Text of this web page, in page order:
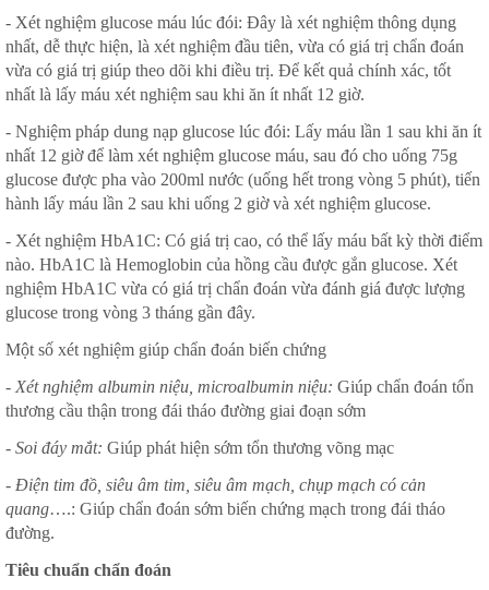
- Xét nghiệm glucose máu lúc đói: Đây là xét nghiệm thông dụng
nhất, dễ thực hiện, là xét nghiệm đầu tiên, vừa có giá trị chẩn đoán
vừa có giá trị giúp theo dõi khi điều trị. Để kết quả chính xác, tốt
nhất là lấy máu xét nghiệm sau khi ăn ít nhất 12 giờ.
- Nghiệm pháp dung nạp glucose lúc đói: Lấy máu lần 1 sau khi ăn ít
nhất 12 giờ để làm xét nghiệm glucose máu, sau đó cho uống 75g
glucose được pha vào 200ml nước (uống hết trong vòng 5 phút), tiến
hành lấy máu lần 2 sau khi uống 2 giờ và xét nghiệm glucose.
- Xét nghiệm HbA1C: Có giá trị cao, có thể lấy máu bất kỳ thời điểm
nào. HbA1C là Hemoglobin của hồng cầu được gắn glucose. Xét
nghiệm HbA1C vừa có giá trị chẩn đoán vừa đánh giá được lượng
glucose trong vòng 3 tháng gần đây.
Một số xét nghiệm giúp chẩn đoán biến chứng
- Xét nghiệm albumin niệu, microalbumin niệu: Giúp chẩn đoán tổn
thương cầu thận trong đái tháo đường giai đoạn sớm
- Soi đáy mắt: Giúp phát hiện sớm tổn thương võng mạc
- Điện tim đồ, siêu âm tim, siêu âm mạch, chụp mạch có cản
quang….: Giúp chẩn đoán sớm biến chứng mạch trong đái tháo
đường.
Tiêu chuẩn chẩn đoán